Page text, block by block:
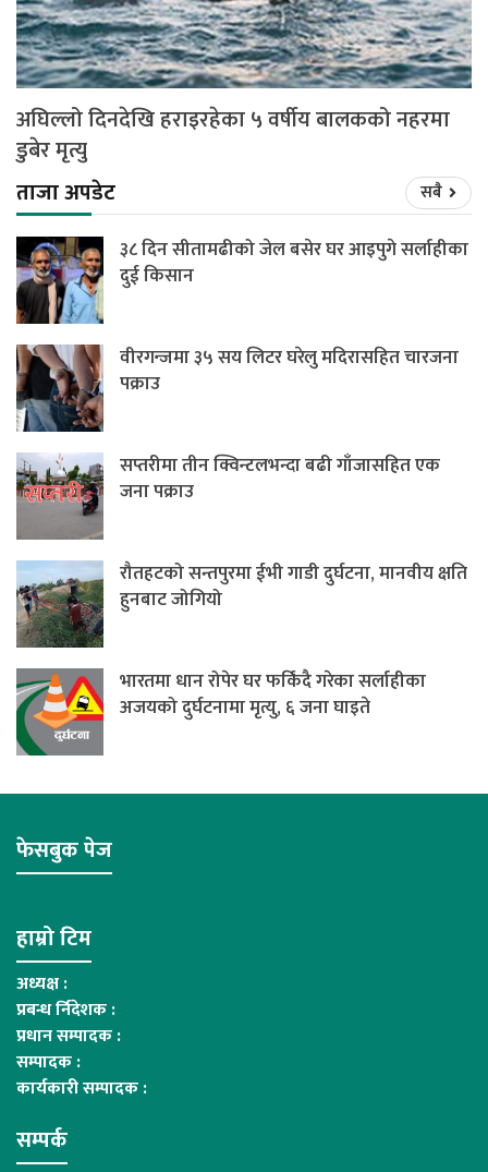
अघिल्लो दिनदेखि हराइरहेका ५ वर्षीय बालकको नहरमा
डुबेर मृत्यु
ताजा अपडेट
सबै
३८ दिन सीतामढीको जेल बसेर घर आइपुगे सर्लाहीका
दुई किसान
वीरगन्जमा ३५ सय लिटर घरेलु मदिरासहित चारजना
पक्राउ
सप्तरीमा तीन क्विन्टलभन्दा बढी गाँजासहित एक
जना पक्राउ
रौतहटको सन्तपुरमा ईभी गाडी दुर्घटना, मानवीय क्षति
हुनबाट जोगियो
भारतमा धान रोपेर घर फर्किंदै गरेका सर्लाहीका
अजयको दुर्घटनामा मृत्यु, ६ जना घाइते
फेसबुक पेज
हाम्रो टिम
अध्यक्ष :
प्रबन्ध र्निदेशक :
प्रधान सम्पादक :
सम्पादक :
कार्यकारी सम्पादक :
सम्पर्क